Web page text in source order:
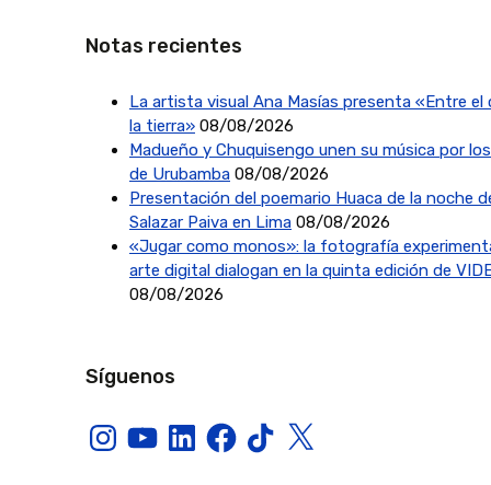
Notas recientes
La artista visual Ana Masías presenta «Entre el
la tierra» 08/08/2026
Madueño y Chuquisengo unen su música por
de Urubamba 08/08/2026
Presentación del poemario Huaca de la noche
Salazar Paiva en Lima 08/08/2026
«Jugar como monos»: la fotografía
arte digital dialogan en la quinta edición de
08/08/2026
Síguenos
InstagramYouTubeLinkedInFacebook
TikTokX